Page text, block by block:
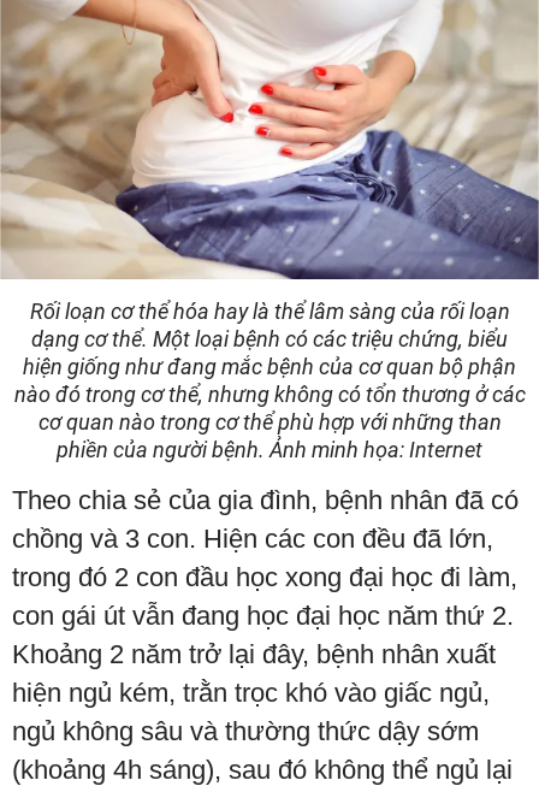
Rối loạn cơ thể hóa hay là thể lâm sàng của rối loạn
dạng cơ thể. Một loại bệnh có các triệu chứng, biểu
hiện giống như đang mắc bệnh của cơ quan bộ phận
nào đó trong cơ thể, nhưng không có tổn thương ở các
cơ quan nào trong cơ thể phù hợp với những than
phiền của người bệnh. Ảnh minh họa: Internet
Theo chia sẻ của gia đình, bệnh nhân đã có
chồng và 3 con. Hiện các con đều đã lớn,
trong đó 2 con đầu học xong đại học đi làm,
con gái út vẫn đang học đại học năm thứ 2.
Khoảng 2 năm trở lại đây, bệnh nhân xuất
hiện ngủ kém, trằn trọc khó vào giấc ngủ,
ngủ không sâu và thường thức dậy sớm
(khoảng 4h sáng), sau đó không thể ngủ lại